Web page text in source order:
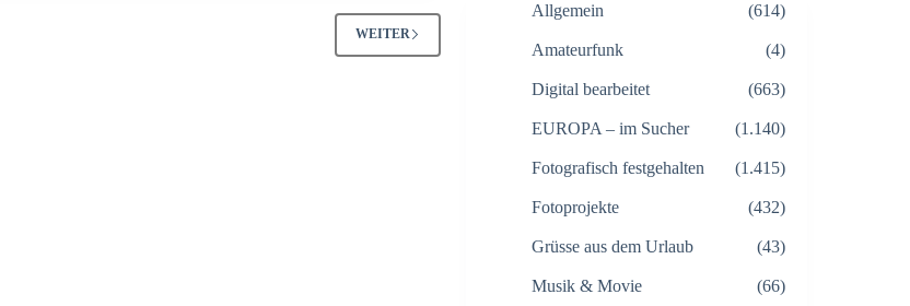
WEITER
Allgemein (614)
Amateurfunk (4)
Digital bearbeitet (663)
EUROPA – im Sucher (1.140)
Fotografisch festgehalten (1.415)
Fotoprojekte (432)
Grüsse aus dem Urlaub (43)
Musik & Movie (66)